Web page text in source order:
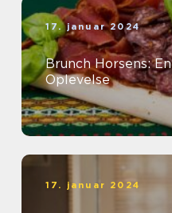
17. januar 2024
Brunch Horsens:
Oplevelse
17. januar 2024